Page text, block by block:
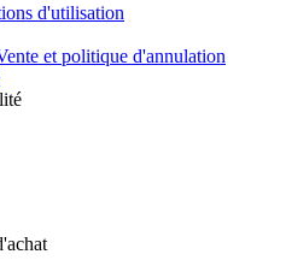
d'utilisation
et politique d'annulation